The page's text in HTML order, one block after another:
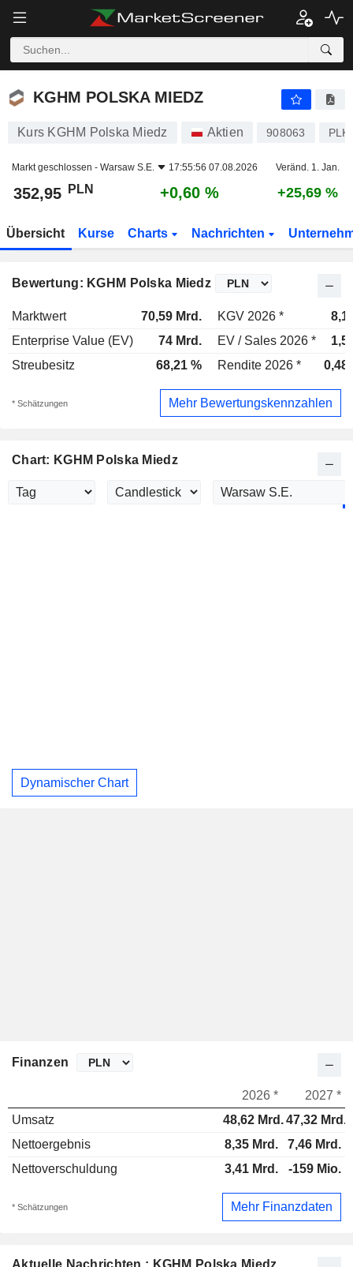
KGHM POLSKA MIEDZ
KGHM POLSKA MIEDZ
Kurs KGHM Polska Miedz Aktien 908063
Markt geschlossen - Warsaw S.E. 17:55:56 07.08.2026 Veränd. 1. Jan.
352,95 PLN +0,60 % +25,69 %
Übersicht Kurse Charts Nachrichten
Bewertung: KGHM Polska Miedz
Marktwert 70,59 Mrd. KGV 2026 *
Enterprise Value (EV)
74 Mrd. EV / Sales 2026 *
Streubesitz
68,21 % Rendite 2026 * 0,48
* Schätzungen Mehr Bewertungskennzahlen
Chart: KGHM Polska Miedz
Dynamischer Chart
Aktuelle Nachrichten : KGHM Polska Miedz
Finanzen
2026 *
2027 *
Umsatz
48,62 Mrd.47,32 Mrd.
Nettoergebnis
8,35 Mrd.
7,46 Mrd.
Nettoverschuldung
3,41 Mrd. -159 Mio.
* Schätzungen Mehr Finanzdaten